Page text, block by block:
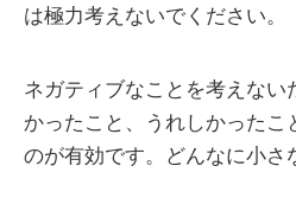
は極力考えないでください。
ネガティブなことを考えない
かったこと、うれしかったこ
のが有効です。どんなに小さ